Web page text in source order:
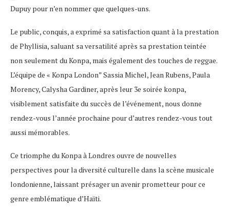
Dupuy pour n’en nommer que quelques-uns.
Le public, conquis, a exprimé sa satisfaction quant à la prestation
de Phyllisia, saluant sa versatilité après sa prestation teintée
non seulement du Konpa, mais également des touches de reggae.
L’équipe de « Konpa London” Sassia Michel, Jean Rubens, Paula
Morency, Calysha Gardiner, après leur 3e soirée konpa,
visiblement satisfaite du succès de l’événement, nous donne
rendez-vous l’année prochaine pour d’autres rendez-vous tout
aussi mémorables.
Ce triomphe du Konpa à Londres ouvre de nouvelles
perspectives pour la diversité culturelle dans la scène musicale
londonienne, laissant présager un avenir prometteur pour ce
genre emblématique d’Haïti.